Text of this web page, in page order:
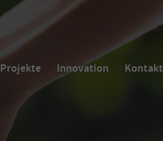
Projekte Innovation Kontakt